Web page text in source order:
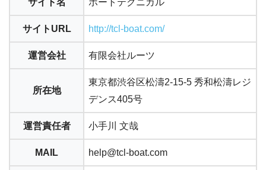
サイト名 ボートテクニカル
サイトURL http://tcl-boat.com/
運営会社 有限会社ルーツ
所在地
東京都渋谷区松濤2-15-5 秀和松濤レジ
デンス405号
運営責任者 小手川 文哉
MAIL help@tcl-boat.com